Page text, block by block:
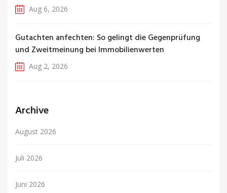
Aug 6, 2026
Gutachten anfechten: So gelingt die Gegenprüfung
und Zweitmeinung bei Immobilienwerten
Aug 2, 2026
Archive
August 2026
Juli 2026
Juni 2026